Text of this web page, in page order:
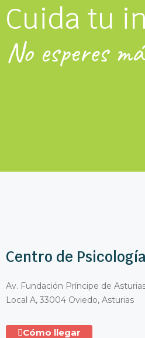
Cuida tu
No esperes
Centro de
Av. Fundación Príncipe de
Local A, 33004 Oviedo, Asturias
Cómo llegar